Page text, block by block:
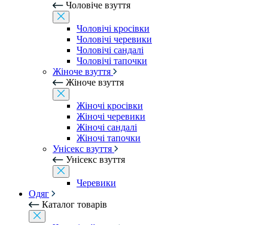
Чоловіче взуття
Чоловічі кросівки
Чоловічі черевики
Чоловічі сандалі
Чоловічі тапочки
Жіноче взуття
Жіноче взуття
Жіночі кросівки
Жіночі черевики
Жіночі сандалі
Жіночі тапочки
Унісекс взуття
Унісекс взуття
Черевики
Одяг
Каталог товарів